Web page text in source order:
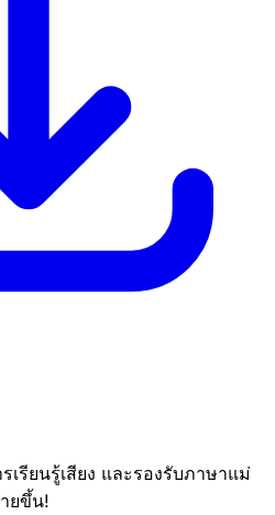
รียนรู้เสียง และรองรับภาษาแม่
ยขึ้น!